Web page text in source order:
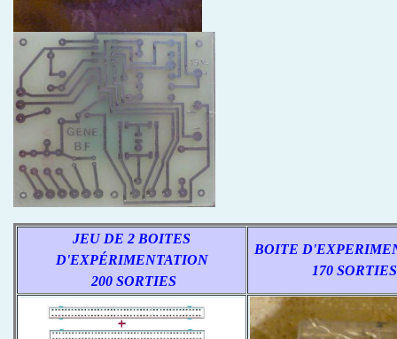
JEU DE 2 BOITES
D'EXPÉRIMENTATION
200 SORTIES
BOITE
170 SORTIES